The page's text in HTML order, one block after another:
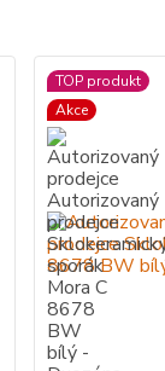
TOP produkt
Akce